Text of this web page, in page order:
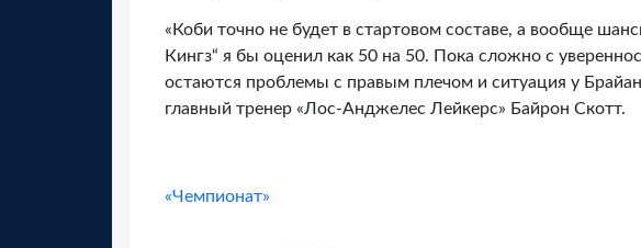
«Коби точно не будет в стартовом составе, а вообще
Кингз“ я бы оценил как 50 на 50. Пока сложно с
остаются проблемы с правым плечом и ситуация у
главный тренер «Лос-Анджелес Лейкерс» Байрон Скотт.
«Чемпионат»